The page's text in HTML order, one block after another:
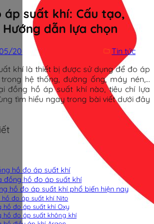
áp suất khí: Cấu tạo,
dẫn lựa chọn
2026
Tin tức
khí là thiết bị được sử dụng để đo áp
hệ thống, đường ống, máy nén,…
đồng hồ áp suất khí nào, tiêu chí lựa
tìm hiểu ngay trong bài viết dưới đây
hồ đo áp suất khí
đồng hồ đo áp suất khí
hồ đo áp suất khí phổ biến hiện nay
đo áp suất khí Nito
hồ đo áp suất khí Oxy
hồ đo áp suất không khí